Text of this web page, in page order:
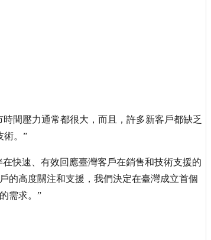
間壓力通常都很大，而且，許多新客戶都缺乏
術。”
快速、有效回應臺灣客戶在銷售和技術支援的
的高度關注和支援，我們決定在臺灣成立首個
需求。”